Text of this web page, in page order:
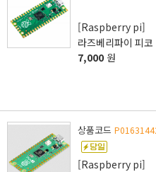
[Raspberry pi]
라즈베리파이 피
7,000 원
상품코드
[Raspberry pi]